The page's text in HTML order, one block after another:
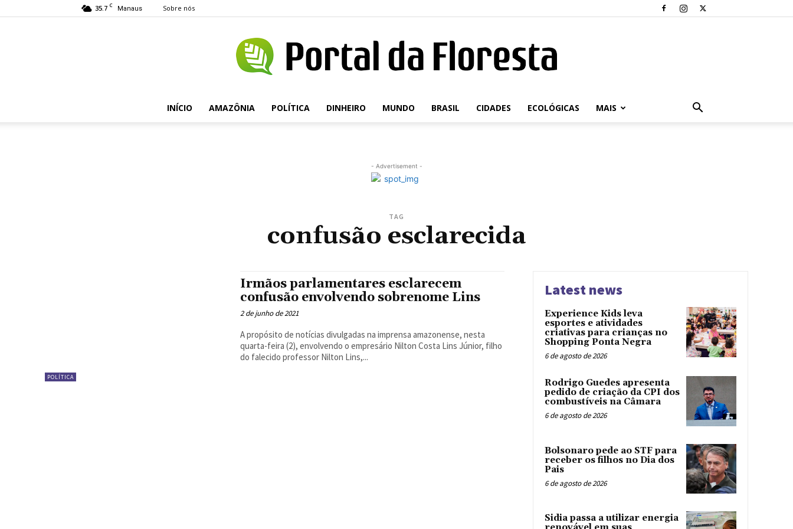
35.7 C Manaus Sobre nós
Portal
INÍCIO AMAZÔNIA POLÍTICA DINHEIRO MUNDO BRASIL CIDADES ECOLÓGICAS MAIS
- Advertisement -
TAG
confusão esclarecida
POLÍTICA
Irmãos parlamentares esclarecem
confusão envolvendo sobrenome Lins
2 de junho de 2021
A propósito de notícias divulgadas na imprensa amazonense, nesta
quarta-feira (2), envolvendo o empresário Nilton Costa Lins Júnior, filho
do falecido professor Nilton Lins,...
Latest news
Experience Kids leva
esportes e atividades
criativas para crianças no
Shopping Ponta Negra
6 de agosto de 2026
Rodrigo Guedes apresenta
pedido de criação da CPI dos
combustíveis na Câmara
6 de agosto de 2026
Bolsonaro pede ao STF para
receber os filhos no Dia dos
Pais
6 de agosto de 2026
Sidia passa a utilizar energia